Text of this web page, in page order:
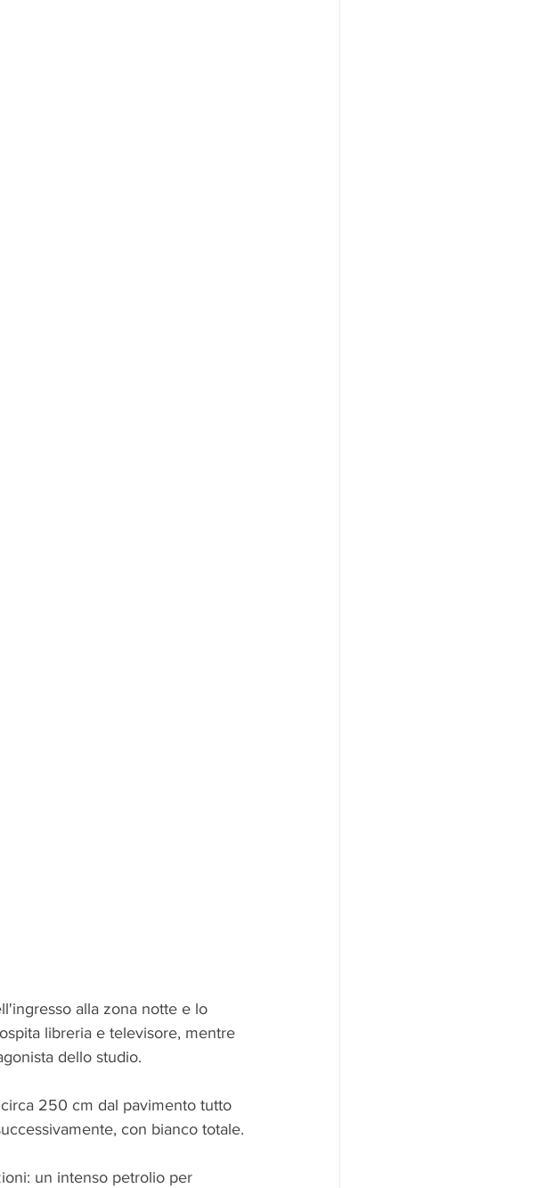
alla zona notte e lo
libreria e televisore, mentre
dello studio.
250 cm dal pavimento tutto
con bianco totale.
un intenso petrolio per